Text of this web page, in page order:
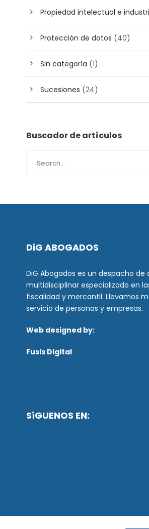
Propiedad intelectual e
Protección de datos (40)
Sin categoría (1)
Sucesiones (24)
Buscador de artículos
DiG ABOGADOS
DiG Abogados es un despacho de
multidisciplinar especializado en
fiscalidad y mercantil. Llevamos
servicio de personas y empresas.
Web designed by:
Fusis Digital
SíGUENOS EN: